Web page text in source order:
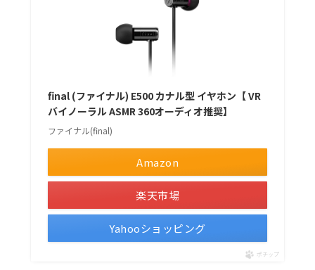
final (ファイナル) E500 カナル型 イヤホン【 VR
バイノーラル ASMR 360オーディオ推奨】
ファイナル(final)
Amazon
楽天市場
Yahooショッピング
ポチップ